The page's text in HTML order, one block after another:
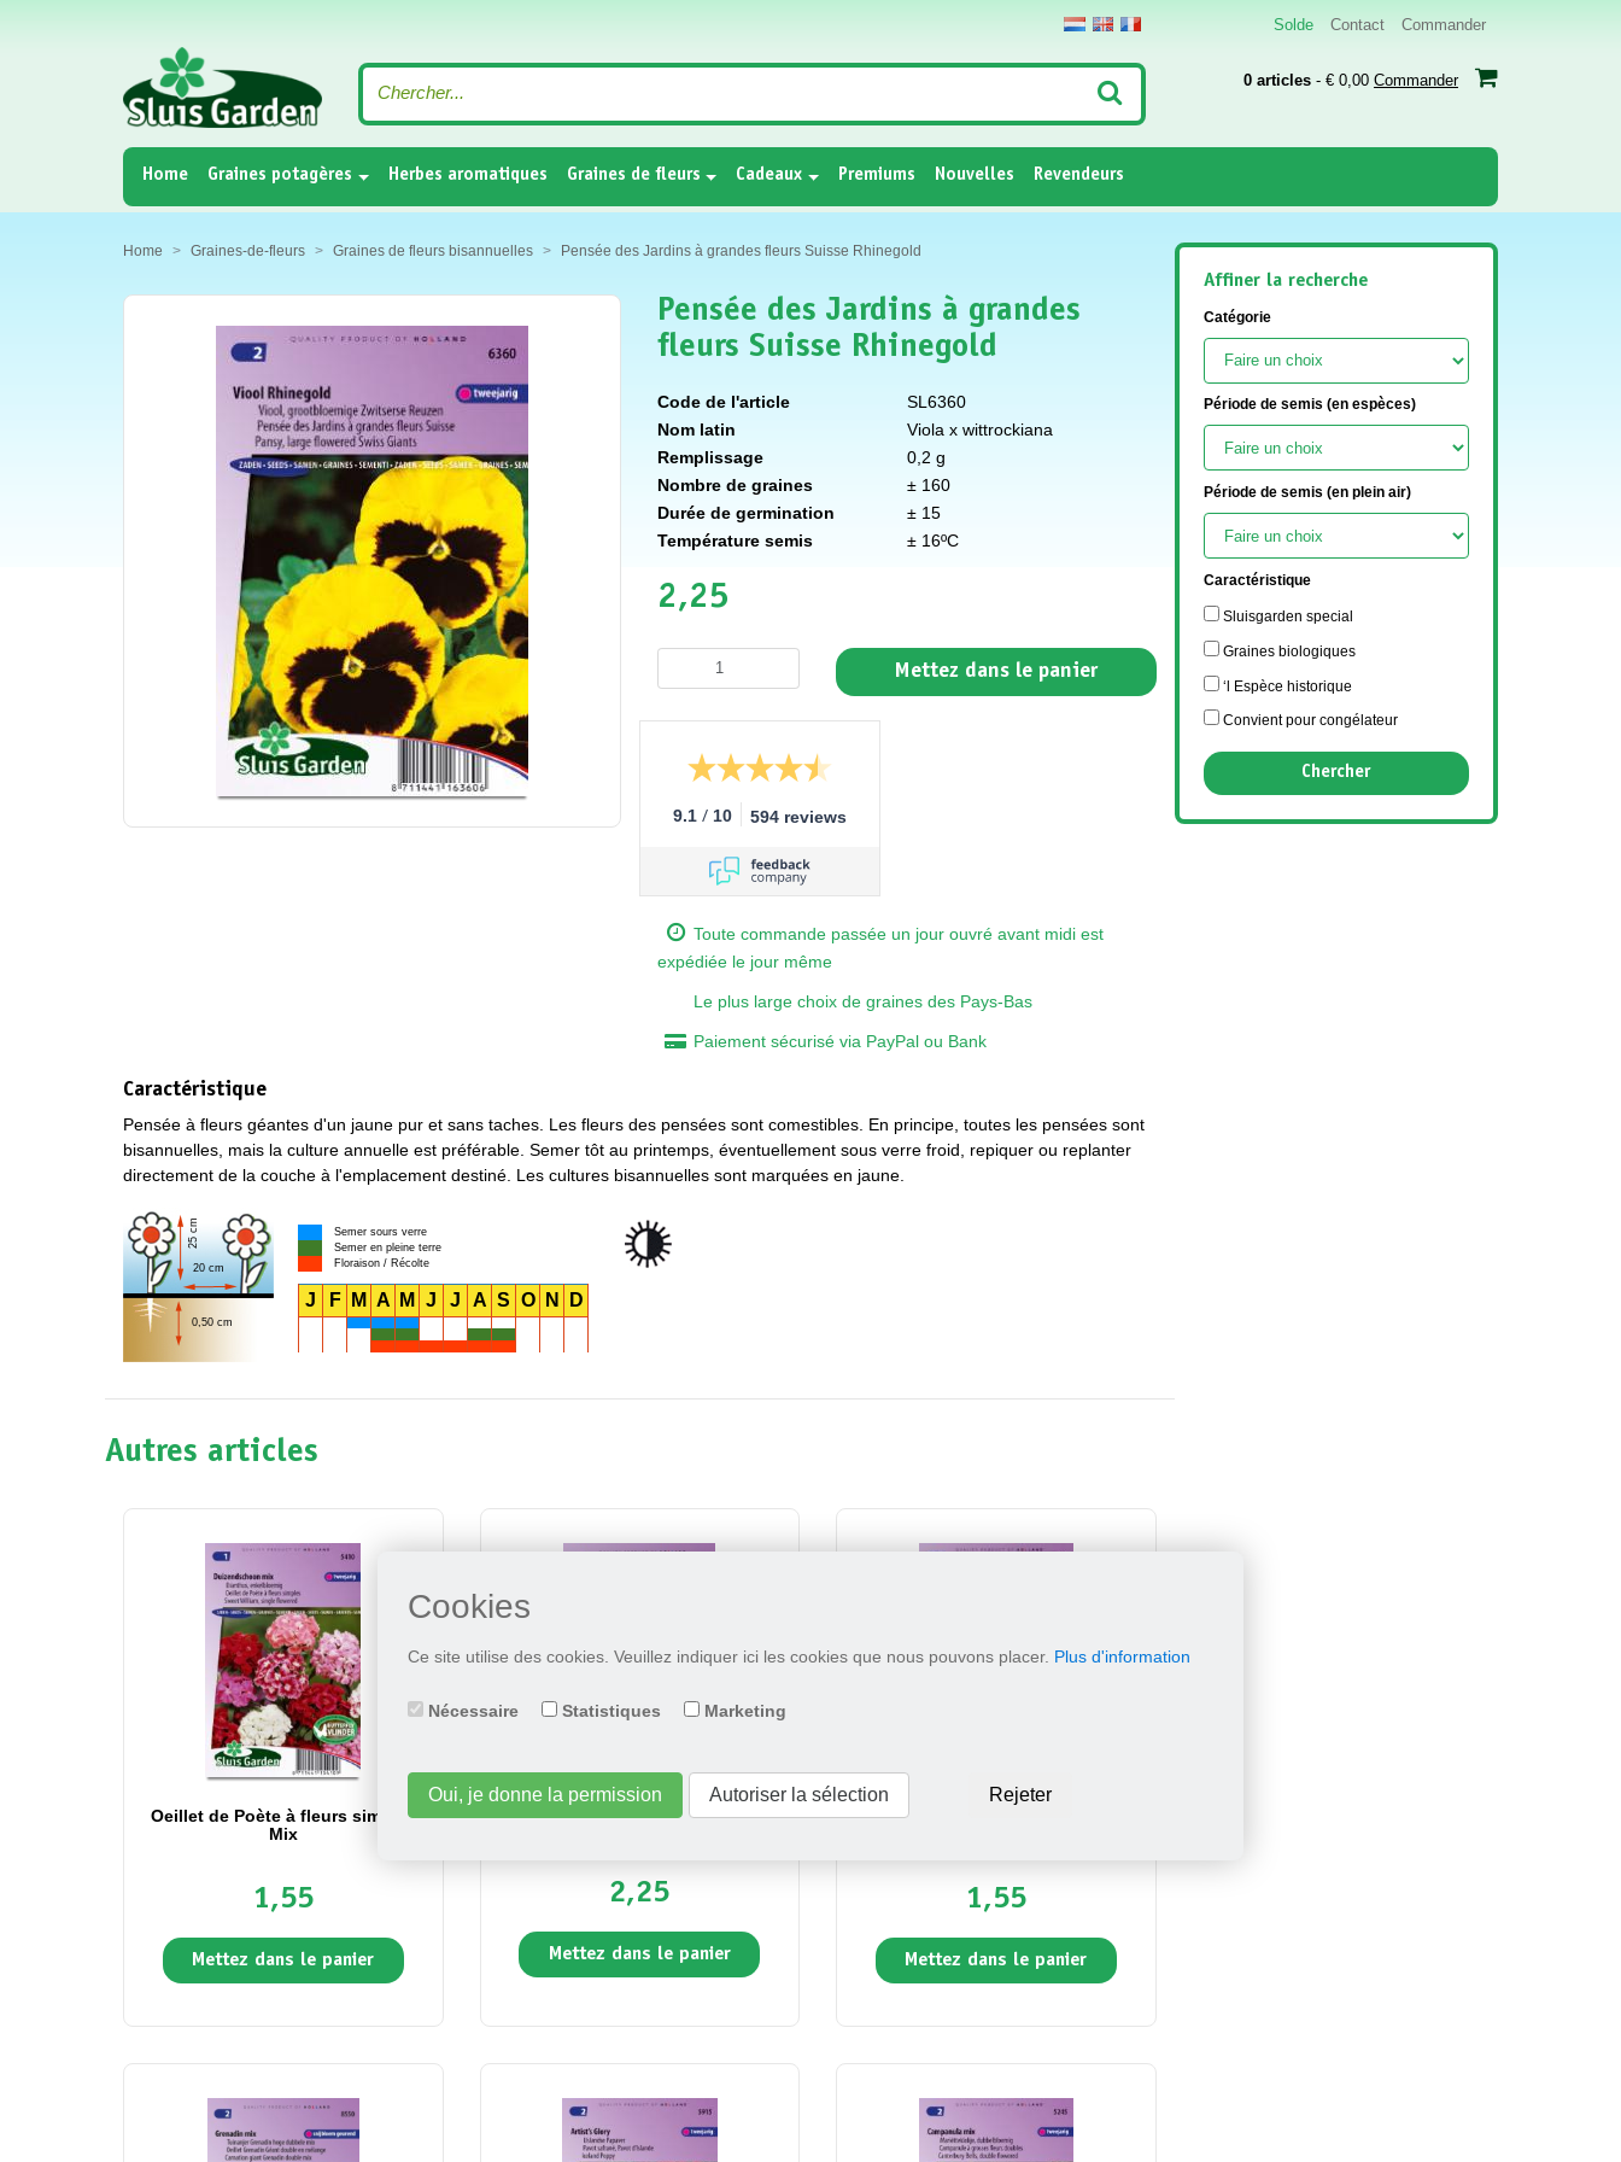
Cookies
Ce site utilise des cookies. Veuillez indiquer ici les cookies que nous pouvons placer. Plus d'information
Nécessaire Statistiques Marketing
Oui, je donne la permission Autoriser la sélection Rejeter
Solde Contact Commander
0 articles - € 0,00 Commander
Home(current)
Graines potagères Herbes aromatiques Graines de fleurs Cadeaux Premiums Nouvelles Revendeurs
Home Graines-de-fleurs Graines de fleurs bisannuelles Pensée des Jardins à grandes fleurs Suisse Rhinegold
Pensée des Jardins à grandes
fleurs Suisse Rhinegold
Code de l'article
SL6360
Nom latin
Viola x wittrockiana
Remplissage
0,2 g
Nombre de graines
± 160
Durée de germination
± 15
Température semis
± 16ºC
2,25
Mettez dans le panier
9.1 / 10 594 reviews
Toute commande passée un jour ouvré avant midi est
expédiée le jour même
Le plus large choix de graines des Pays-Bas
Paiement sécurisé via PayPal ou Bank
Caractéristique
Pensée à fleurs géantes d'un jaune pur et sans taches. Les fleurs des pensées sont comestibles. En principe, toutes les pensées sont
bisannuelles, mais la culture annuelle est préférable. Semer tôt au printemps, éventuellement sous verre froid, repiquer ou replanter
directement de la couche à l'emplacement destiné. Les cultures bisannuelles sont marquées en jaune.
0,50 cm
25 cm
20 cm
Semer sours verre
Semer en pleine terre
Floraison / Récolte
J F M A M J J A S O N D
Autres articles
Oeillet de Poète à fleurs simples
Mix
1,55
Mettez dans le panier
Violette cornue, Bambini mix
2,25
Mettez dans le panier
Lunaire annuelle, Monnaie du pape
1,55
Mettez dans le panier
Affiner la recherche
Catégorie
Période de semis (en espèces)
Période de semis (en plein air)
Caractéristique
Sluisgarden special
Graines biologiques
‘l Espèce historique
Convient pour congélateur